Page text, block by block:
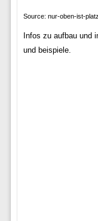
Source: nur-oben-ist-
Infos zu aufbau und
und beispiele.